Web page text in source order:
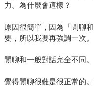
力。為什麼會這樣？
原因很簡單，因為「閒聊
要，所以我要再強調一次。
閒聊和一般對話完全不同。
覺得閒聊很難是很正常的